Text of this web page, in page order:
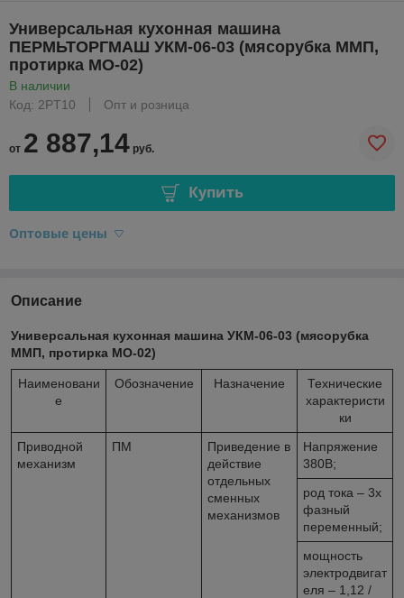
Универсальная кухонная машина
ПЕРМЬТОРГМАШ УКМ-06-03 (мясорубка ММП,
протирка МО-02)
В наличии
Код: 2PT10
Опт и розница
от 2 887,14 руб.
Купить
Оптовые цены
Описание
Универсальная кухонная машина УКМ-06-03 (мясорубка
ММП, протирка МО-02)
Наименовани
е
Обозначение Назначение
Технические
характеристи
ки
Приводной
механизм
ПМ
Приведение в
действие
отдельных
сменных
механизмов
Напряжение
380В;
род тока – 3х
фазный
переменный;
мощность
электродвигат
еля – 1,12 /